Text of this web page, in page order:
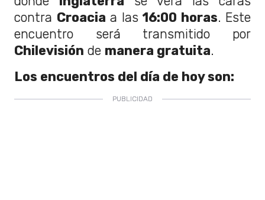
contra Croacia a las16:00 horas. Este
encuentro será transmitido por
Chilevisión de manera gratuita.
Los encuentros del día de hoy son: